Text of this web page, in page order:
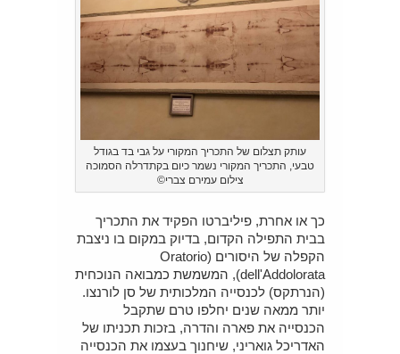
עותק תצלום של התכריך המקורי על גבי בד בגודל
טבעי, התכריך המקורי נשמר כיום בקתדרלה הסמוכה
צילום עמירם צברי©
כך או אחרת, פיליברטו הפקיד את התכריך
בבית התפילה הקדום, בדיוק במקום בו ניצבת
הקפלה של היסורים (Oratorio
dell'Addolorata), המשמשת כמבואה הנוכחית
(הנרתקס) לכנסייה המלכותית של סן לורנצו.
יותר ממאה שנים יחלפו טרם שתקבל
הכנסייה את פארה והדרה, בזכות תכניתו של
האדריכל גואריני, שיחנוך בעצמו את הכנסייה